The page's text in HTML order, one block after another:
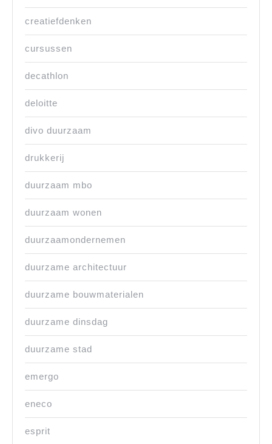
creatiefdenken
cursussen
decathlon
deloitte
divo duurzaam
drukkerij
duurzaam mbo
duurzaam wonen
duurzaamondernemen
duurzame architectuur
duurzame bouwmaterialen
duurzame dinsdag
duurzame stad
emergo
eneco
esprit